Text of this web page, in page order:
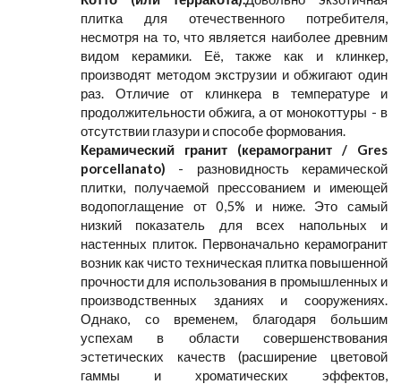
плитка для отечественного потребителя,
несмотря на то, что является наиболее древним
видом керамики. Её, также как и клинкер,
производят методом экструзии и обжигают один
раз. Отличие от клинкера в температуре и
продолжительности обжига, а от монокоттуры - в
отсутствии глазури и способе формования.
Керамический гранит (керамогранит / Gres
porcellanato) - разновидность керамической
плитки, получаемой прессованием и имеющей
водопоглащение от 0,5% и ниже. Это самый
низкий показатель для всех напольных и
настенных плиток. Первоначально керамогранит
возник как чисто техническая плитка повышенной
прочности для использования в промышленных и
производственных зданиях и сооружениях.
Однако, со временем, благодаря большим
успехам в области совершенствования
эстетических качеств (расширение цветовой
гаммы и хроматических эффектов,